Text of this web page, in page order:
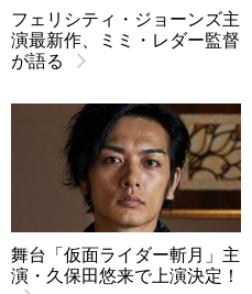
フェリシティ・ジョーンズ主
演最新作、ミミ・レダー監督
が語る
舞台「仮面ライダー斬月」主
演・久保田悠来で上演決定！